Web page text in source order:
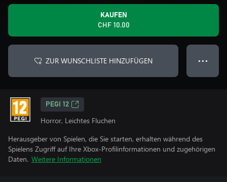
KAUFEN
CHF 10.00
ZUR WUNSCHLISTE HINZUFÜGEN ● ● ●
PEGI 12
Horror, Leichtes Fluchen
Herausgeber von Spielen, die Sie starten, erhalten während des
Spielens Zugriff auf Ihre Xbox-Profilinformationen und zugehörigen
Daten. Weitere Informationen